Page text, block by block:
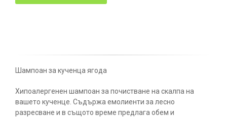
Шампоан за кученца ягода
Хипоалергенен шампоан за почистване на скалпа на
вашето кученце. Съдържа емолиенти за лесно
разресване и в същото време предлага обем и